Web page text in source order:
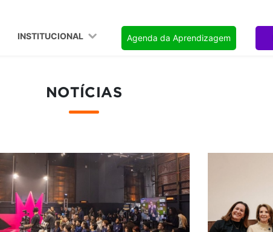
INSTITUCIONAL Agenda da Aprendizagem
NOTÍCIAS